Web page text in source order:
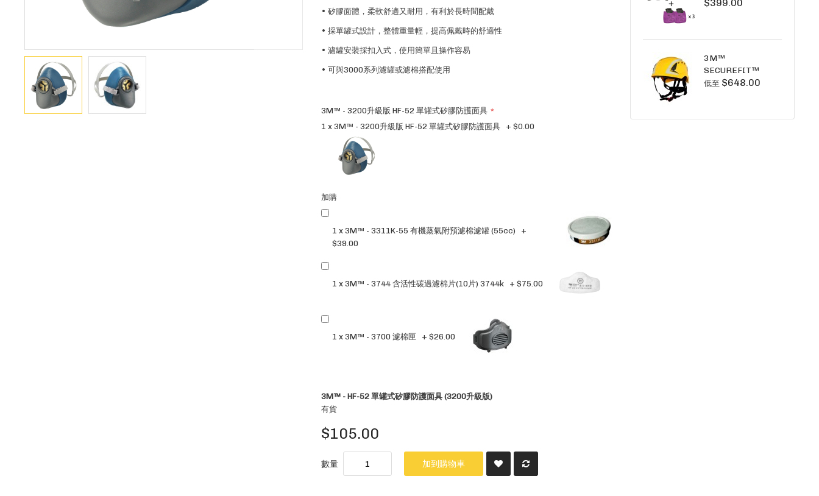
• 矽膠面體，柔軟舒適又耐用，有利於長時間配戴
• 採單罐式設計，整體重量輕，提高佩戴時的舒適性
• 濾罐安裝採扣入式，使用簡單且操作容易
• 可與3000系列濾罐或濾棉搭配使用
3M™ - 3200升級版 HF-52 單罐式矽膠防護面具
1 x 3M™ - 3200升級版 HF-52 單罐式矽膠防護面具
+$0.00
加購
1 x 3M™ - 3311K-55 有機蒸氣附預濾棉濾罐 (55cc)
+
$39.00
1 x 3M™ - 3744 含活性碳過濾棉片(10片) 3744k +$75.00
1 x 3M™ - 3700 濾棉匣 +$26.00
3M™ - HF-52 單罐式矽膠防護面具 (3200升級版)
有貨
$105.00
數量 加到購物車
式呼吸防護面具 +
SECURE CLICK HF-
系列
$399.00
3M™
SECUREFIT™
X5000系列 透氣安
低至 $648.00